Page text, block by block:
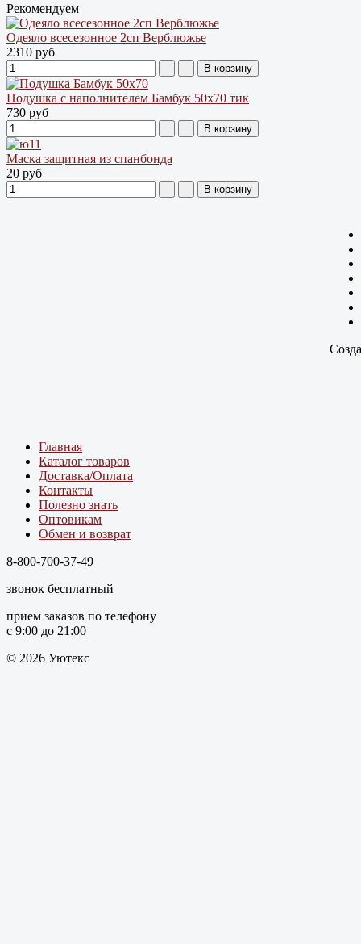
Рекомендуем
Одеяло всесезонное 2сп Верблюжье
2310 руб
Подушка с наполнителем Бамбук 50х70 тик
730 руб
Маска защитная из спанбонда
20 руб
Главная
Каталог товаров
Доставка/Оплата
Контакты
Полезно знать
Оптовикам
Обмен и возврат
8-800-700-37-49
звонок бесплатный
прием заказов по телефону
с 9:00 до 21:00
© 2026 Уютекс